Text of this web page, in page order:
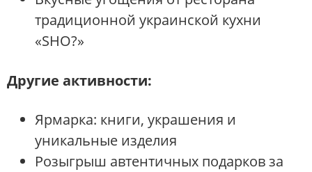
традиционной украинской кухни
«SHO?»
Другие активности:
Ярмарка: книги, украшения и
уникальные изделия
Розыгрыш автентичных подарков за